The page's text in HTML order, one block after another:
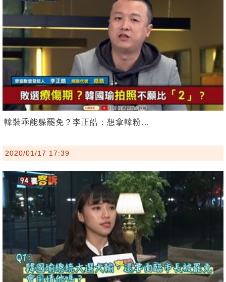
韓裝乖能躲罷免？李正皓：想拿韓粉…
2020/01/17 17:39